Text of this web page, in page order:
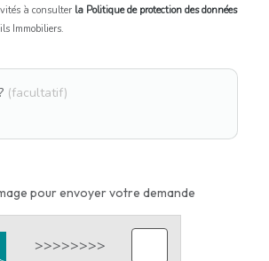
à consulter la Politique de protection des données
Immobiliers.
(facultatif)
pour envoyer votre demande